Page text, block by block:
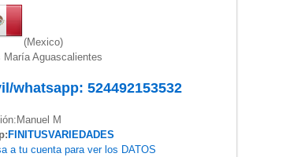
(Mexico)
María Aguascalientes
whatsapp: 524492153532
M
FINITUSVARIEDADES
a tu cuenta para ver los DATOS